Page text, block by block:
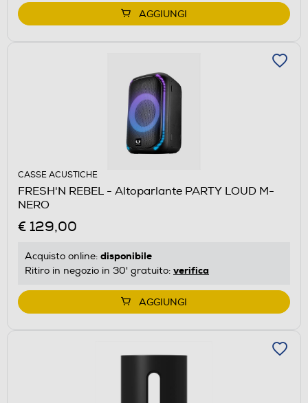
AGGIUNGI
CASSE ACUSTICHE
FRESH'N REBEL - Altoparlante PARTY LOUD M-
NERO
€ 129,00
Acquisto online: disponibile
Ritiro in negozio in 30' gratuito: verifica
AGGIUNGI